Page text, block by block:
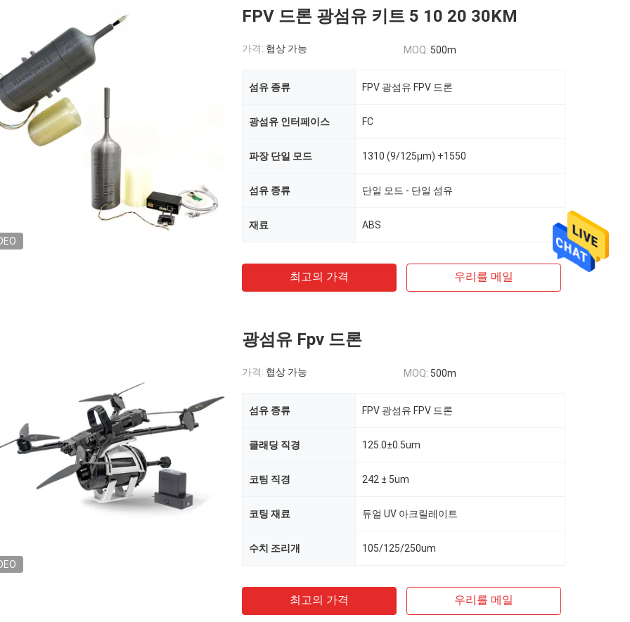
FPV 드론 광섬유 키트 5 10 20 30KM
가격: 협상 가능 MOQ: 500m
섬유 종류 FPV 광섬유 FPV 드론
광섬유 인터페이스 FC
파장 단일 모드 1310 (9/125μm) +1550
섬유 종류 단일 모드 - 단일 섬유
재료 ABS
최고의 가격 우리를 메일
광섬유 Fpv 드론
가격: 협상 가능 MOQ: 500m
섬유 종류 FPV 광섬유 FPV 드론
클래딩 직경 125.0±0.5um
코팅 직경 242 ± 5um
코팅 재료 듀얼 UV 아크릴레이트
수치 조리개 105/125/250um
최고의 가격 우리를 메일